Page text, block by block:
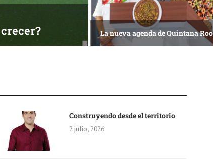
La nueva agenda de Quintana Roo
Construyendo desde el territorio
2 julio, 2026